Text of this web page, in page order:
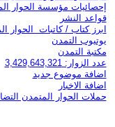
إحصائيات مؤسسة الحوار
قواعد النشر
ابرز كتاب / كاتبات الحوار
يوتيوب التمدن
مكتبة التمدن
عدد الزوار: 3,429,643,321
اضافة موضوع جديد
اضافة الاخبار
حملات الحوار المتمدن